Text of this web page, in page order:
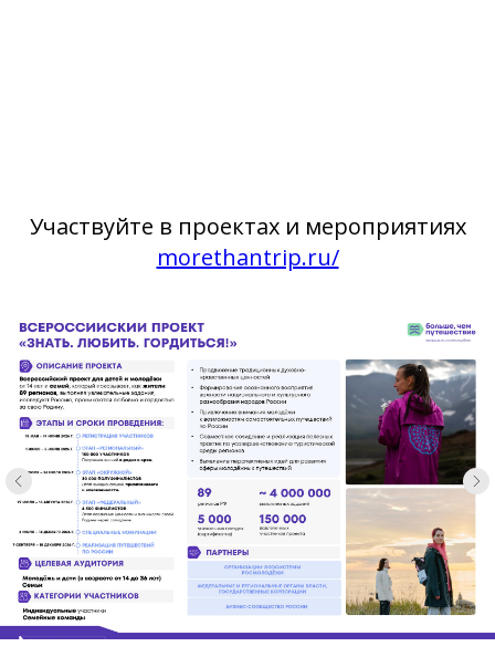
Участвуйте в проектах и мероприятиях
morethantrip.ru/